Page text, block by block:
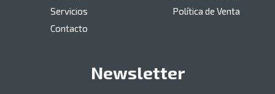
Servicios
Contacto
Política de Venta
Newsletter